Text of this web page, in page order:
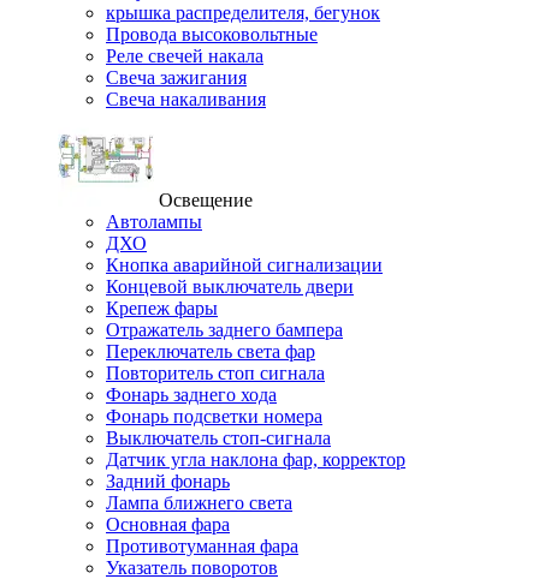
крышка распределителя, бегунок
Провода высоковольтные
Реле свечей накала
Свеча зажигания
Свеча накаливания
Освещение
Автолампы
ДХО
Кнопка аварийной сигнализации
Концевой выключатель двери
Крепеж фары
Отражатель заднего бампера
Переключатель света фар
Повторитель стоп сигнала
Фонарь заднего хода
Фонарь подсветки номера
Выключатель стоп-сигнала
Датчик угла наклона фар, корректор
Задний фонарь
Лампа ближнего света
Основная фара
Противотуманная фара
Указатель поворотов